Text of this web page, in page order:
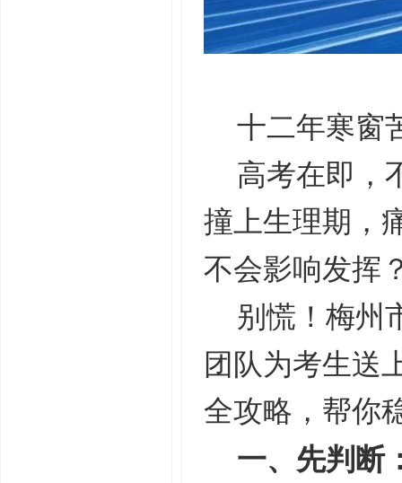
十二年寒窗
高考在即，
撞上生理期，
不会影响发挥
别慌！梅州
团队为考生送
全攻略，帮你
一、先判断